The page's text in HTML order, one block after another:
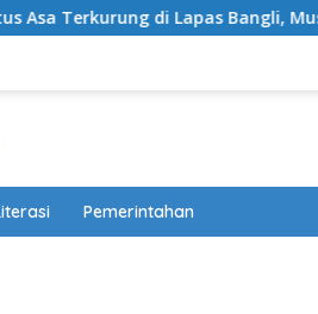
Bangli, Musisi Asal London
Pemerintahan